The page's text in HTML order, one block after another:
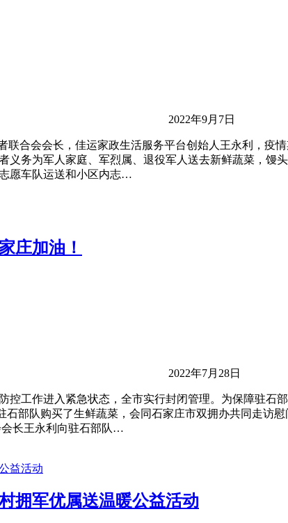
2022年9月7日
联合会会长，佳运家政生活服务平台创始人王永利，疫
义务为军人家庭、军烈属、退役军人送去新鲜蔬菜，馒
愿车队运送和小区内志…
庄加油！
2022年7月28日
控工作进入紧急状态，全市实行封闭管理。为保障驻石
部队购买了生鲜蔬菜，会同石家庄市双拥办共同走访
长王永利向驻石部队…
拥军优属送温暖公益活动